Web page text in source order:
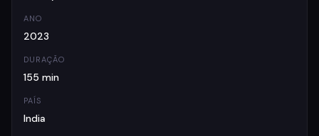
ANO
2023
DURAÇÃO
155 min
PAÍS
India